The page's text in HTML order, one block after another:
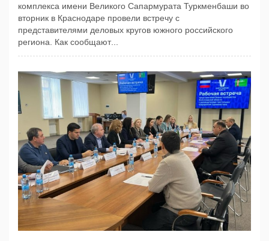
комплекса имени Великого Сапармурата Туркменбаши во
вторник в Краснодаре провели встречу с
представителями деловых кругов южного российского
региона. Как сообщают...